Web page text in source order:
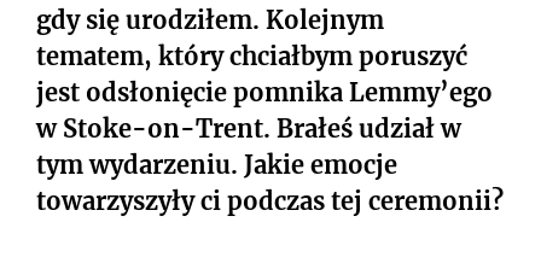
gdy się urodziłem. Kolejnym
tematem, który chciałbym poruszyć
jest odsłonięcie pomnika Lemmy’ego
w Stoke-on-Trent. Brałeś udział w
tym wydarzeniu. Jakie emocje
towarzyszyły ci podczas tej ceremonii?